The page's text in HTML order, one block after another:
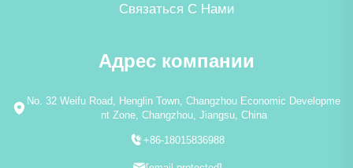
Связаться С Нами
Адрес компании
No. 32 Weifu Road, Henglin Town, Changzhou Economic Developme
nt Zone, Changzhou, Jiangsu, China
+86-18015836988